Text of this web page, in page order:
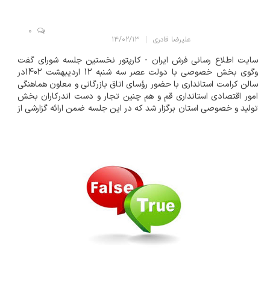
علیرضا قادری ۱۴/۰۲/۱۳
0
سایت اطلاع رسانی فرش ایران - کارپتور نخستین جلسه شورای گفت
وگوی بخش خصوصی با دولت عصر سه شنبه 12 اردیبهشت 1402در
سالن کرامت استانداری با حضور رؤسای اتاق بازرگانی و معاون هماهنگی
امور اقتصادی استانداری قم و هم چنین تجار و دست اندرکاران بخش
تولید و خصوصی استان برگزار شد که در این جلسه ضمن ارائه گزارشی از